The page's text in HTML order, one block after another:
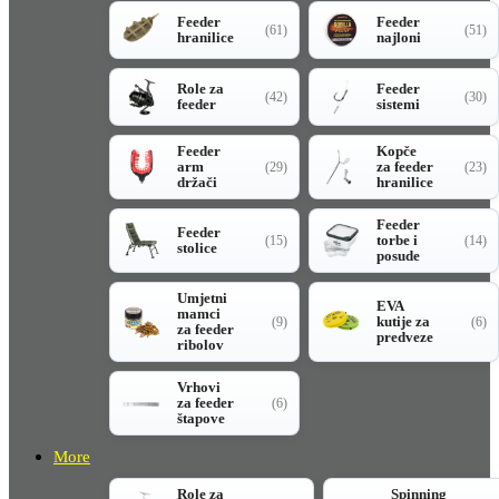
Feeder
hranilice
(61)
Feeder
najloni
(51)
Role za
feeder
(42)
Feeder
sistemi
(30)
Feeder
arm
držači
(29)
Kopče
za feeder
hranilice
(23)
Feeder
stolice
(15)
Feeder
torbe i
posude
(14)
Umjetni
mamci
za feeder
ribolov
(9)
EVA
kutije za
predveze
(6)
Vrhovi
za feeder
štapove
(6)
More
Role za
Spinning